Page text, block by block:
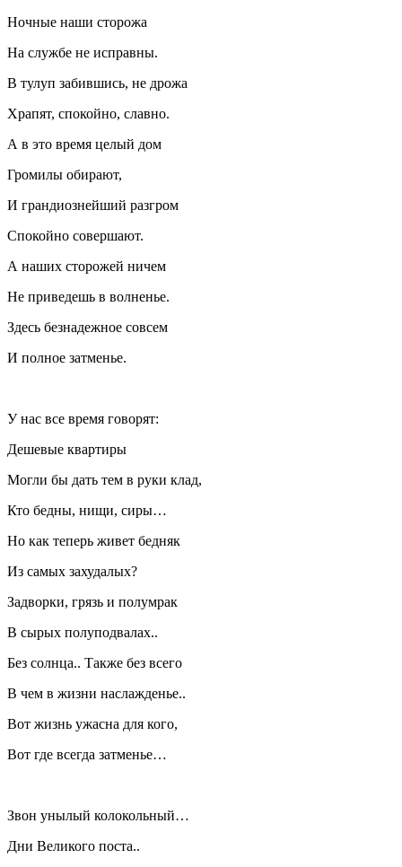
Ночные наши сторожа
На службе не исправны.
В тулуп забившись, не дрожа
Храпят, спокойно, славно.
А в это время целый дом
Громилы обирают,
И грандиознейший разгром
Спокойно совершают.
А наших сторожей ничем
Не приведешь в волненье.
Здесь безнадежное совсем
И полное затменье.
У нас все время говорят:
Дешевые квартиры
Могли бы дать тем в руки клад,
Кто бедны, нищи, сиры…
Но как теперь живет бедняк
Из самых захудалых?
Задворки, грязь и полумрак
В сырых полуподвалах..
Без солнца.. Также без всего
В чем в жизни наслажденье..
Вот жизнь ужасна для кого,
Вот где всегда затменье…
Звон унылый колокольный…
Дни Великого поста..